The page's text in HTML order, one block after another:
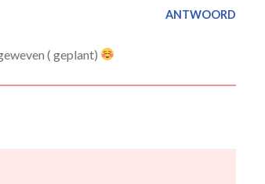
ANTWOORD
( geplant)